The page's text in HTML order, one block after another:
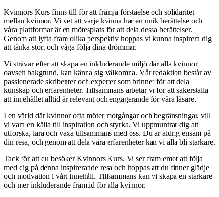
Kvinnors Kurs finns till för att främja förståelse och solidaritet
mellan kvinnor. Vi vet att varje kvinna har en unik berättelse och
våra plattformar är en mötesplats för att dela dessa berättelser.
Genom att lyfta fram olika perspektiv hoppas vi kunna inspirera dig
att tänka stort och våga följa dina drömmar.
Vi strävar efter att skapa en inkluderande miljö där alla kvinnor,
oavsett bakgrund, kan känna sig välkomna. Vår redaktion består av
passionerade skribenter och experter som brinner för att dela
kunskap och erfarenheter. Tillsammans arbetar vi för att säkerställa
att innehållet alltid är relevant och engagerande för våra läsare.
I en värld där kvinnor ofta möter motgångar och begränsningar, vill
vi vara en källa till inspiration och styrka. Vi uppmuntrar dig att
utforska, lära och växa tillsammans med oss. Du är aldrig ensam på
din resa, och genom att dela våra erfarenheter kan vi alla bli starkare.
Tack för att du besöker Kvinnors Kurs. Vi ser fram emot att följa
med dig på denna inspirerande resa och hoppas att du finner glädje
och motivation i vårt innehåll. Tillsammans kan vi skapa en starkare
och mer inkluderande framtid för alla kvinnor.